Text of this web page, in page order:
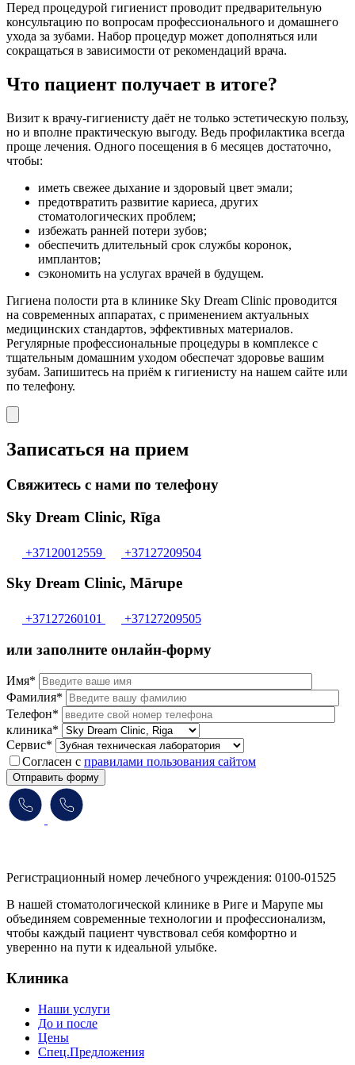
Перед процедурой гигиенист проводит предварительную
консультацию по вопросам профессионального и домашнего
ухода за зубами. Набор процедур может дополняться или
сокращаться в зависимости от рекомендаций врача.
Что пациент получает в итоге?
Визит к врачу-гигиенисту даёт не только эстетическую пользу,
но и вполне практическую выгоду. Ведь профилактика всегда
проще лечения. Одного посещения в 6 месяцев достаточно,
чтобы:
иметь свежее дыхание и здоровый цвет эмали;
предотвратить развитие кариеса, других
стоматологических проблем;
избежать ранней потери зубов;
обеспечить длительный срок службы коронок,
имплантов;
сэкономить на услугах врачей в будущем.
Гигиена полости рта в клинике Sky Dream Clinic проводится
на современных аппаратах, с применением актуальных
медицинских стандартов, эффективных материалов.
Регулярные профессиональные процедуры в комплексе с
тщательным домашним уходом обеспечат здоровье вашим
зубам. Запишитесь на приём к гигиенисту на нашем сайте или
по телефону.
Записаться на прием
Свяжитесь с нами по телефону
Sky Dream Clinic, Rīga
+37120012559 +37127209504
Sky Dream Clinic, Mārupe
+37127260101 +37127209505
или заполните онлайн-форму
Имя*
Фамилия*
Телефон*
клиника*
Сервис*
Согласен с правилами пользования сайтом
Отправить форму
Регистрационный номер лечебного учреждения: 0100-01525
В нашей стоматологической клинике в Риге и Марупе мы
объединяем современные технологии и профессионализм,
чтобы каждый пациент чувствовал себя комфортно и
уверенно на пути к идеальной улыбке.
Клиника
Наши услуги
До и после
Цены
Спец.Предложения